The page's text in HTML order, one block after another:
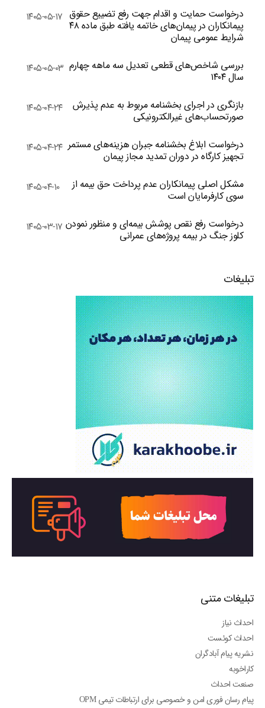
درخواست حمایت و اقدام جهت رفع تضییع حقوق
پیمانکاران در پیمان‌های خاتمه یافته طبق ماده ۴۸
شرایط عمومی پیمان
۱۴۰۵-۰۵-۱۷
بررسی شاخص‌های قطعی تعدیل سه ماهه چهارم
سال ۱۴۰۴
۱۴۰۵-۰۵-۰۳
بازنگری در اجرای بخشنامه مربوط به عدم پذیرش
صورتحساب‌های غیرالکترونیکی
۱۴۰۵-۰۴-۲۴
درخواست ابلاغ بخشنامه جبران هزینه‌های مستمر
تجهیز کارگاه در دوران تمدید مجاز پیمان
۱۴۰۵-۰۴-۲۴
مشکل اصلی پیمانکاران عدم پرداخت حق بیمه از
سوی کارفرمایان است
۱۴۰۵-۰۴-۱۰
درخواست رفع نقص پوشش بیمه‌ای و منظور نمودن
کلوز جنگ در بیمه پروژه‌های عمرانی
۱۴۰۵-۰۳-۱۷
تبلیغات
تبلیغات متنی
احداث نیاز
احداث کوئست
نشریه پیام آبادگران
کاراخوبه
صنعت احداث
پیام رسان فوری امن و خصوصی برای ارتباطات تیمی OPM